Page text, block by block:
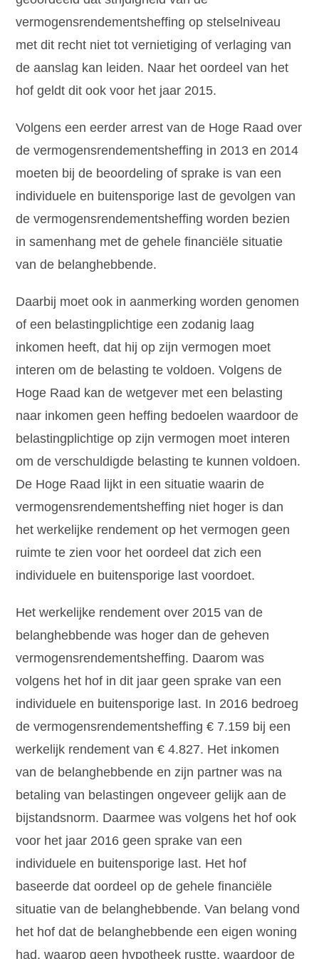
vermogensrendementsheffing op stelselniveau
met dit recht niet tot vernietiging of verlaging van
de aanslag kan leiden. Naar het oordeel van het
hof geldt dit ook voor het jaar 2015.
Volgens een eerder arrest van de Hoge Raad over
de vermogensrendementsheffing in 2013 en 2014
moeten bij de beoordeling of sprake is van een
individuele en buitensporige last de gevolgen van
de vermogensrendementsheffing worden bezien
in samenhang met de gehele financiële situatie
van de belanghebbende.
Daarbij moet ook in aanmerking worden genomen
of een belastingplichtige een zodanig laag
inkomen heeft, dat hij op zijn vermogen moet
interen om de belasting te voldoen. Volgens de
Hoge Raad kan de wetgever met een belasting
naar inkomen geen heffing bedoelen waardoor de
belastingplichtige op zijn vermogen moet interen
om de verschuldigde belasting te kunnen voldoen.
De Hoge Raad lijkt in een situatie waarin de
vermogensrendementsheffing niet hoger is dan
het werkelijke rendement op het vermogen geen
ruimte te zien voor het oordeel dat zich een
individuele en buitensporige last voordoet.
Het werkelijke rendement over 2015 van de
belanghebbende was hoger dan de geheven
vermogensrendementsheffing. Daarom was
volgens het hof in dit jaar geen sprake van een
individuele en buitensporige last. In 2016 bedroeg
de vermogensrendementsheffing € 7.159 bij een
werkelijk rendement van € 4.827. Het inkomen
van de belanghebbende en zijn partner was na
betaling van belastingen ongeveer gelijk aan de
bijstandsnorm. Daarmee was volgens het hof ook
voor het jaar 2016 geen sprake van een
individuele en buitensporige last. Het hof
baseerde dat oordeel op de gehele financiële
situatie van de belanghebbende. Van belang vond
het hof dat de belanghebbende een eigen woning
had, waarop geen hypotheek rustte, waardoor de